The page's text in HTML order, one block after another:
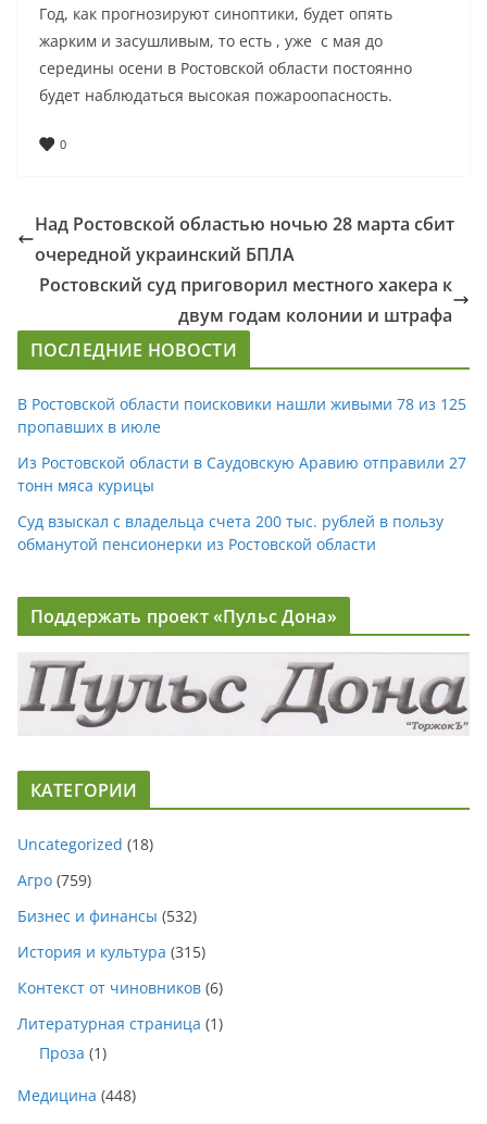
Год, как прогнозируют синоптики, будет опять
жарким и засушливым, то есть , уже с мая до
середины осени в Ростовской области постоянно
будет наблюдаться высокая пожароопасность.
0
Над Ростовской областью ночью 28 марта сбит
очередной украинский БПЛА
Ростовский суд приговорил местного хакера к
двум годам колонии и штрафа
ПОСЛЕДНИЕ НОВОСТИ
В Ростовской области поисковики нашли живыми 78 из 125
пропавших в июле
Из Ростовской области в Саудовскую Аравию отправили 27
тонн мяса курицы
Суд взыскал с владельца счета 200 тыс. рублей в пользу
обманутой пенсионерки из Ростовской области
Поддержать проект «Пульс Дона»
КАТЕГОРИИ
Uncategorized (18)
Агро (759)
Бизнес и финансы (532)
История и культура (315)
Контекст от чиновников (6)
Литературная страница (1)
Проза (1)
Медицина (448)